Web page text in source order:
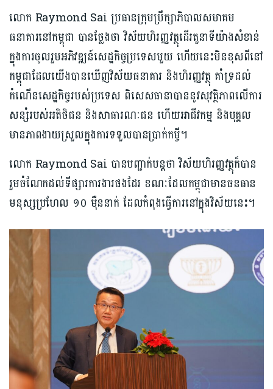
លោក Raymond Sai ប្រធានក្រុមប្រឹក្សាភិបាលសមាគម
ធនាគារនៅកម្ពុជា បានថ្លែងថា វិស័យហិរញ្ញវត្ថុដើរតួនាទីយ៉ាងសំខាន់
ក្នុងការចូលរួមអភិវឌ្ឍន៍សេដ្ឋកិច្ចប្រទេសមួយ ហើយនេះមិនខុសពីនៅ
កម្ពុជាដែលយើងបានឃើញវិស័យធនាគារ និងហិរញ្ញវត្ថុ គាំទ្រដល់
កំណើនសេដ្ឋកិច្ចរបស់ប្រទេស ពិសេសធានាបាននូវសុវត្ថិភាពលើការ
សន្សំរបស់អតិថិជន និងសាធារណៈជន ហើយអាជីវកម្ម និងបុគ្គល
មានភាពងាយស្រួលក្នុងការទទួលបានប្រាក់កម្ចី។
លោក Raymond Sai បានបញ្ជាក់បន្តថា វិស័យហិរញ្ញវត្ថុក៏បាន
រួមចំណែកដល់ទីផ្សារការងារផងដែរ ខណៈដែលកម្ពុជាមានធនធាន
មនុស្សប្រហែល ១០ ម៉ឺននាក់ ដែលកំពុងធ្វើការនៅក្នុងវិស័យនេះ។